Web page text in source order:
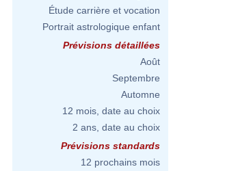
Étude carrière et vocation
Portrait astrologique enfant
Prévisions détaillées
Août
Septembre
Automne
12 mois, date au choix
2 ans, date au choix
Prévisions standards
12 prochains mois